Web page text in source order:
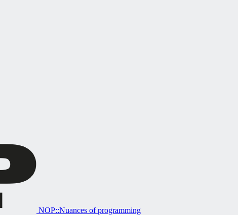
NOP::Nuances of programming